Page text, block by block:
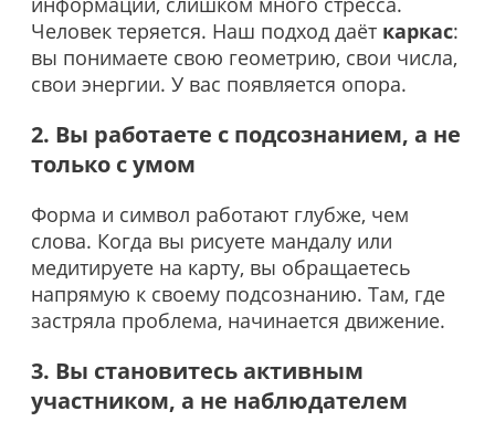
Человек теряется. Наш подход даёт каркас:
вы понимаете свою геометрию, свои числа,
свои энергии. У вас появляется опора.
2. Вы работаете с подсознанием, а не
только с умом
Форма и символ работают глубже, чем
слова. Когда вы рисуете мандалу или
медитируете на карту, вы обращаетесь
напрямую к своему подсознанию. Там, где
застряла проблема, начинается движение.
3. Вы становитесь активным
участником, а не наблюдателем